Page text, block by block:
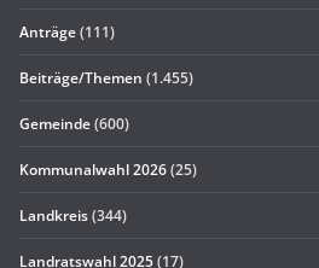
Anträge(111)
Beiträge/Themen (1.455)
Gemeinde(600)
Kommunalwahl 2026(25)
Landkreis(344)
Landratswahl 2025(17)